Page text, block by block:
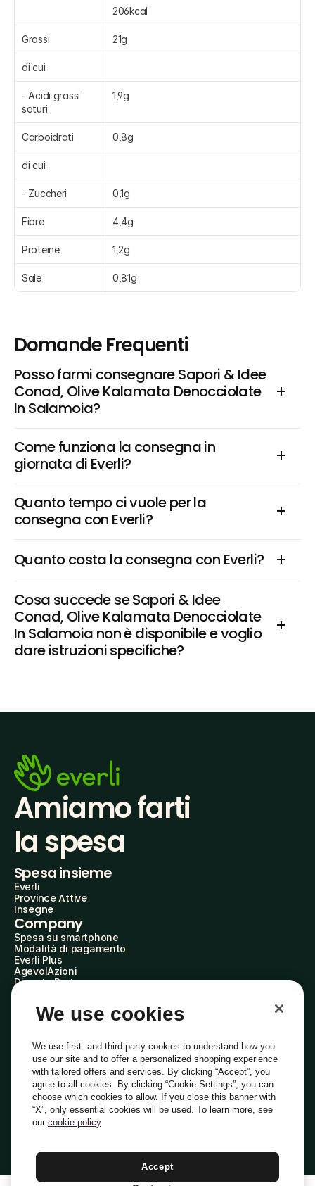
206kcal
Grassi 21g
di cui:
- Acidi grassi
saturi
1,9g
Carboidrati 0,8g
di cui:
- Zuccheri 0,1g
Fibre 4,4g
Proteine 1,2g
Sale 0,81g
Domande Frequenti
Posso farmi consegnare Sapori & Idee
Conad, Olive Kalamata Denocciolate
In Salamoia?
Come funziona la consegna in
giornata di Everli?
Quanto tempo ci vuole per la
consegna con Everli?
Quanto costa la consegna con Everli?
Cosa succede se Sapori & Idee
Conad, Olive Kalamata Denocciolate
In Salamoia non è disponibile e voglio
dare istruzioni specifiche?
Amiamo farti
la spesa
Spesa insieme
Everli
Province Attive
Insegne
Company
Spesa su smartphone
Modalità di pagamento
Everli Plus
AgevolAzioni
Diventa Partner
Everli Shoppers
About Us
Everli News
Domande frequenti
Lavora con noi
Diventa Shopper
Investitori
PrivacyCookiePreferenze Cookie
Termini e CondizioniCodice Etico
Indirizzo PEC: everli@pec.it - indirizzo DPO: dpo@everli.com
Italiano
We use cookies
We use first- and third-party cookies to understand how you
use our site and to offer a personalized shopping experience
with tailored offers and services. By clicking “Accept”, you
agree to all cookies. By clicking “Cookie Settings”, you can
choose which cookies to allow. If you close this banner with
“X”, only essential cookies will be used. To learn more, see
our cookie policy
Accept